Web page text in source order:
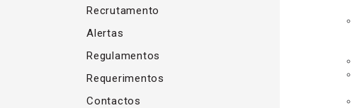
Recrutamento
Alertas
Regulamentos
Requerimentos
Contactos